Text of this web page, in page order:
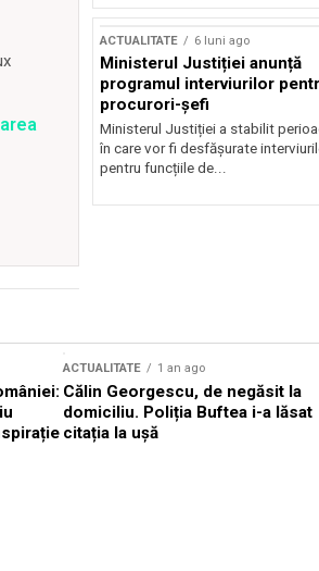
ACTUALITATE 6 luni ago
Ministerul Justiției anunță
programul interviurilor
procurori-șefi
Ministerul Justiției a stabilit
în care vor fi desfășurate
pentru funcțiile de...
ACTUALITATE 1 an ago
Călin Georgescu, de negăsit la
domiciliu. Poliția Buftea i-a lăsat
citația la ușă